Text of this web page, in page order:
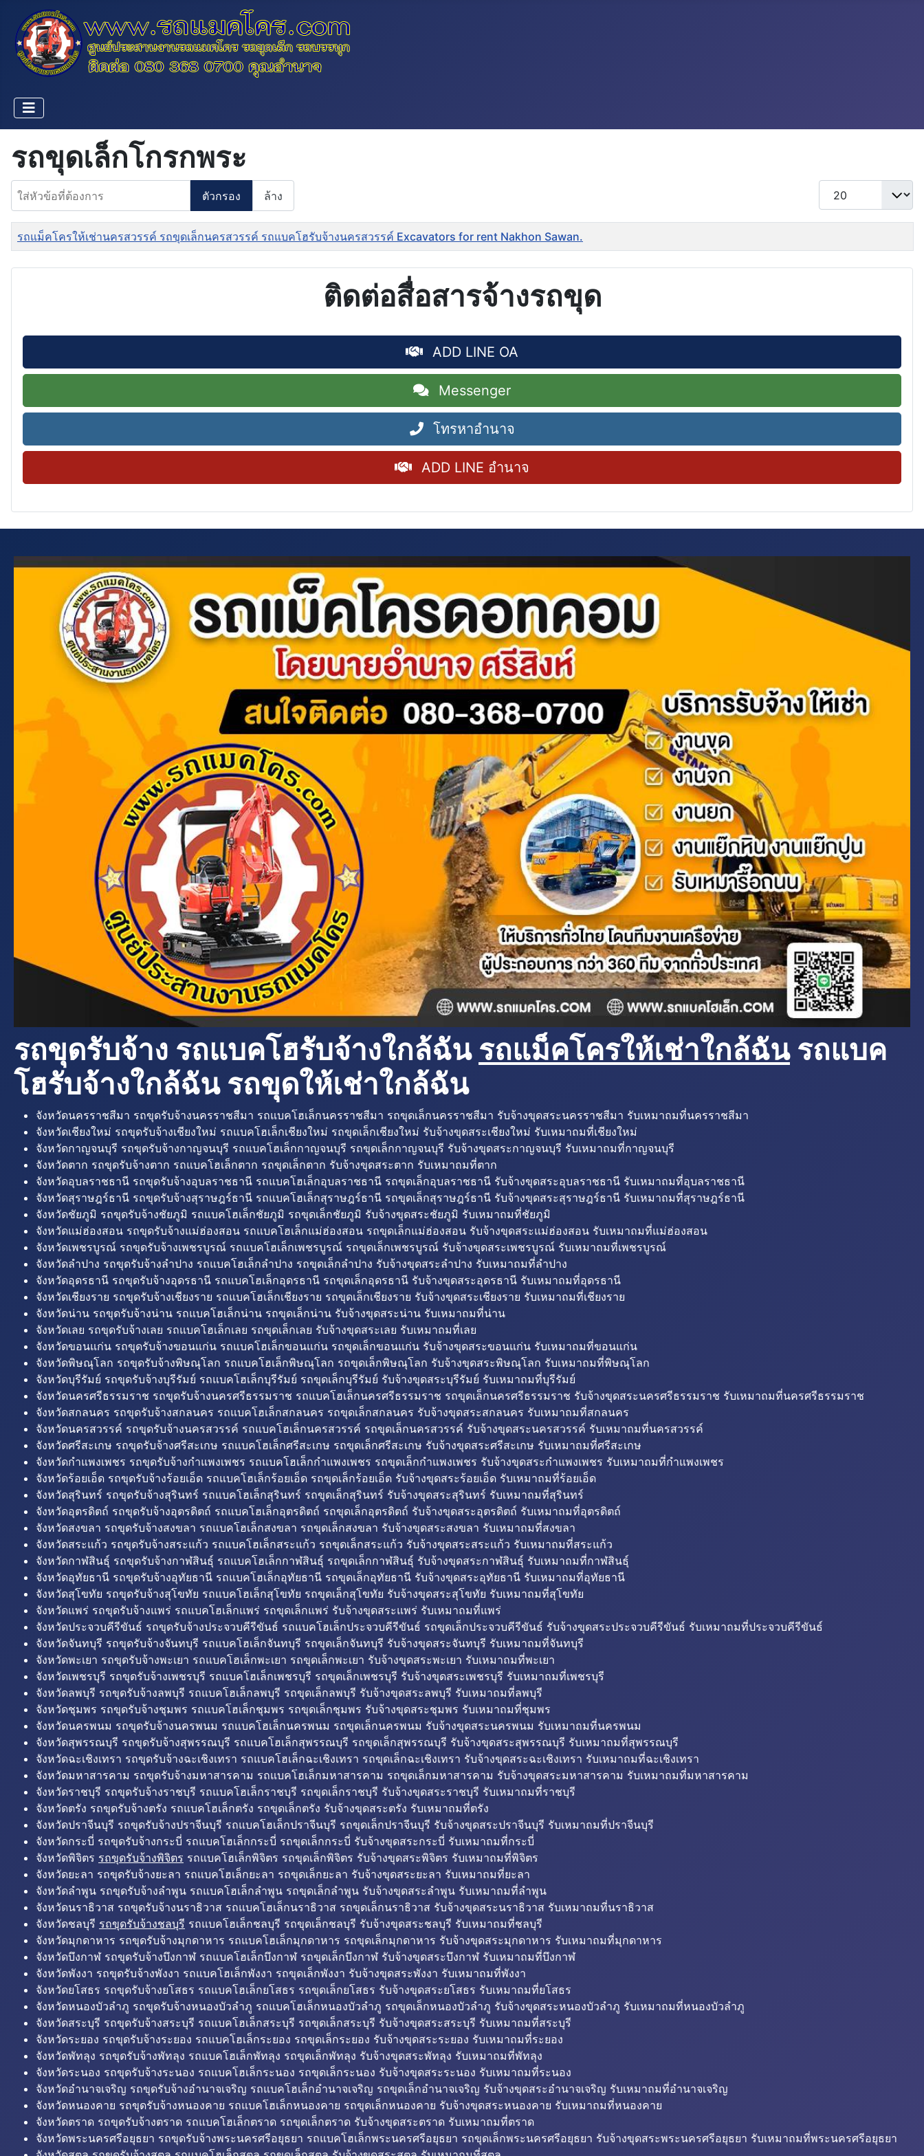
รถขุดเล็กโกรกพระ
ใส่หัวข้อที่ต้องการ
ตัวกรอง ล้าง
แสดง #
ชื่อ
รถแม็คโครให้เช่านครสวรรค์ รถขุดเล็กนครสวรรค์ รถแบคโฮรับจ้างนครสวรรค์ Excavators for rent Nakhon Sawan.
ติดต่อสื่อสารจ้างรถขุด
ADD LINE OA
Messenger
โทรหาอำนาจ
ADD LINE อำนาจ
รถขุดรับจ้าง รถแบคโฮรับจ้างใกล้ฉัน รถแม็คโครให้เช่าใกล้ฉันรถแบค
โฮรับจ้างใกล้ฉัน รถขุดให้เช่าใกล้ฉัน
จังหวัดนครราชสีมา รถขุดรับจ้างนครราชสีมา รถแบคโฮเล็กนครราชสีมา รถขุดเล็กนครราชสีมา รับจ้างขุดสระนครราชสีมา รับเหมาถมที่นครราชสีมา
จังหวัดเชียงใหม่ รถขุดรับจ้างเชียงใหม่ รถแบคโฮเล็กเชียงใหม่ รถขุดเล็กเชียงใหม่ รับจ้างขุดสระเชียงใหม่ รับเหมาถมที่เชียงใหม่
จังหวัดกาญจนบุรี รถขุดรับจ้างกาญจนบุรี รถแบคโฮเล็กกาญจนบุรี รถขุดเล็กกาญจนบุรี รับจ้างขุดสระกาญจนบุรี รับเหมาถมที่กาญจนบุรี
จังหวัดตาก รถขุดรับจ้างตาก รถแบคโฮเล็กตาก รถขุดเล็กตาก รับจ้างขุดสระตาก รับเหมาถมที่ตาก
จังหวัดอุบลราชธานี รถขุดรับจ้างอุบลราชธานี รถแบคโฮเล็กอุบลราชธานี รถขุดเล็กอุบลราชธานี รับจ้างขุดสระอุบลราชธานี รับเหมาถมที่อุบลราชธานี
จังหวัดสุราษฎร์ธานี รถขุดรับจ้างสุราษฎร์ธานี รถแบคโฮเล็กสุราษฎร์ธานี รถขุดเล็กสุราษฎร์ธานี รับจ้างขุดสระสุราษฎร์ธานี รับเหมาถมที่สุราษฎร์ธานี
จังหวัดชัยภูมิ รถขุดรับจ้างชัยภูมิ รถแบคโฮเล็กชัยภูมิ รถขุดเล็กชัยภูมิ รับจ้างขุดสระชัยภูมิ รับเหมาถมที่ชัยภูมิ
จังหวัดแม่ฮ่องสอน รถขุดรับจ้างแม่ฮ่องสอน รถแบคโฮเล็กแม่ฮ่องสอน รถขุดเล็กแม่ฮ่องสอน รับจ้างขุดสระแม่ฮ่องสอน รับเหมาถมที่แม่ฮ่องสอน
จังหวัดเพชรบูรณ์ รถขุดรับจ้างเพชรบูรณ์ รถแบคโฮเล็กเพชรบูรณ์ รถขุดเล็กเพชรบูรณ์ รับจ้างขุดสระเพชรบูรณ์ รับเหมาถมที่เพชรบูรณ์
จังหวัดลำปาง รถขุดรับจ้างลำปาง รถแบคโฮเล็กลำปาง รถขุดเล็กลำปาง รับจ้างขุดสระลำปาง รับเหมาถมที่ลำปาง
จังหวัดอุดรธานี รถขุดรับจ้างอุดรธานี รถแบคโฮเล็กอุดรธานี รถขุดเล็กอุดรธานี รับจ้างขุดสระอุดรธานี รับเหมาถมที่อุดรธานี
จังหวัดเชียงราย รถขุดรับจ้างเชียงราย รถแบคโฮเล็กเชียงราย รถขุดเล็กเชียงราย รับจ้างขุดสระเชียงราย รับเหมาถมที่เชียงราย
จังหวัดน่าน รถขุดรับจ้างน่าน รถแบคโฮเล็กน่าน รถขุดเล็กน่าน รับจ้างขุดสระน่าน รับเหมาถมที่น่าน
จังหวัดเลย รถขุดรับจ้างเลย รถแบคโฮเล็กเลย รถขุดเล็กเลย รับจ้างขุดสระเลย รับเหมาถมที่เลย
จังหวัดขอนแก่น รถขุดรับจ้างขอนแก่น รถแบคโฮเล็กขอนแก่น รถขุดเล็กขอนแก่น รับจ้างขุดสระขอนแก่น รับเหมาถมที่ขอนแก่น
จังหวัดพิษณุโลก รถขุดรับจ้างพิษณุโลก รถแบคโฮเล็กพิษณุโลก รถขุดเล็กพิษณุโลก รับจ้างขุดสระพิษณุโลก รับเหมาถมที่พิษณุโลก
จังหวัดบุรีรัมย์ รถขุดรับจ้างบุรีรัมย์ รถแบคโฮเล็กบุรีรัมย์ รถขุดเล็กบุรีรัมย์ รับจ้างขุดสระบุรีรัมย์ รับเหมาถมที่บุรีรัมย์
จังหวัดนครศรีธรรมราช รถขุดรับจ้างนครศรีธรรมราช รถแบคโฮเล็กนครศรีธรรมราช รถขุดเล็กนครศรีธรรมราช รับจ้างขุดสระนครศรีธรรมราช รับเหมาถมที่นครศรีธรรมราช
จังหวัดสกลนคร รถขุดรับจ้างสกลนคร รถแบคโฮเล็กสกลนคร รถขุดเล็กสกลนคร รับจ้างขุดสระสกลนคร รับเหมาถมที่สกลนคร
จังหวัดนครสวรรค์ รถขุดรับจ้างนครสวรรค์ รถแบคโฮเล็กนครสวรรค์ รถขุดเล็กนครสวรรค์ รับจ้างขุดสระนครสวรรค์ รับเหมาถมที่นครสวรรค์
จังหวัดศรีสะเกษ รถขุดรับจ้างศรีสะเกษ รถแบคโฮเล็กศรีสะเกษ รถขุดเล็กศรีสะเกษ รับจ้างขุดสระศรีสะเกษ รับเหมาถมที่ศรีสะเกษ
จังหวัดกำแพงเพชร รถขุดรับจ้างกำแพงเพชร รถแบคโฮเล็กกำแพงเพชร รถขุดเล็กกำแพงเพชร รับจ้างขุดสระกำแพงเพชร รับเหมาถมที่กำแพงเพชร
จังหวัดร้อยเอ็ด รถขุดรับจ้างร้อยเอ็ด รถแบคโฮเล็กร้อยเอ็ด รถขุดเล็กร้อยเอ็ด รับจ้างขุดสระร้อยเอ็ด รับเหมาถมที่ร้อยเอ็ด
จังหวัดสุรินทร์ รถขุดรับจ้างสุรินทร์ รถแบคโฮเล็กสุรินทร์ รถขุดเล็กสุรินทร์ รับจ้างขุดสระสุรินทร์ รับเหมาถมที่สุรินทร์
จังหวัดอุตรดิตถ์ รถขุดรับจ้างอุตรดิตถ์ รถแบคโฮเล็กอุตรดิตถ์ รถขุดเล็กอุตรดิตถ์ รับจ้างขุดสระอุตรดิตถ์ รับเหมาถมที่อุตรดิตถ์
จังหวัดสงขลา รถขุดรับจ้างสงขลา รถแบคโฮเล็กสงขลา รถขุดเล็กสงขลา รับจ้างขุดสระสงขลา รับเหมาถมที่สงขลา
จังหวัดสระแก้ว รถขุดรับจ้างสระแก้ว รถแบคโฮเล็กสระแก้ว รถขุดเล็กสระแก้ว รับจ้างขุดสระสระแก้ว รับเหมาถมที่สระแก้ว
จังหวัดกาฬสินธุ์ รถขุดรับจ้างกาฬสินธุ์ รถแบคโฮเล็กกาฬสินธุ์ รถขุดเล็กกาฬสินธุ์ รับจ้างขุดสระกาฬสินธุ์ รับเหมาถมที่กาฬสินธุ์
จังหวัดอุทัยธานี รถขุดรับจ้างอุทัยธานี รถแบคโฮเล็กอุทัยธานี รถขุดเล็กอุทัยธานี รับจ้างขุดสระอุทัยธานี รับเหมาถมที่อุทัยธานี
จังหวัดสุโขทัย รถขุดรับจ้างสุโขทัย รถแบคโฮเล็กสุโขทัย รถขุดเล็กสุโขทัย รับจ้างขุดสระสุโขทัย รับเหมาถมที่สุโขทัย
จังหวัดแพร่ รถขุดรับจ้างแพร่ รถแบคโฮเล็กแพร่ รถขุดเล็กแพร่ รับจ้างขุดสระแพร่ รับเหมาถมที่แพร่
จังหวัดประจวบคีรีขันธ์ รถขุดรับจ้างประจวบคีรีขันธ์ รถแบคโฮเล็กประจวบคีรีขันธ์ รถขุดเล็กประจวบคีรีขันธ์ รับจ้างขุดสระประจวบคีรีขันธ์ รับเหมาถมที่ประจวบคีรีขันธ์
จังหวัดจันทบุรี รถขุดรับจ้างจันทบุรี รถแบคโฮเล็กจันทบุรี รถขุดเล็กจันทบุรี รับจ้างขุดสระจันทบุรี รับเหมาถมที่จันทบุรี
จังหวัดพะเยา รถขุดรับจ้างพะเยา รถแบคโฮเล็กพะเยา รถขุดเล็กพะเยา รับจ้างขุดสระพะเยา รับเหมาถมที่พะเยา
จังหวัดเพชรบุรี รถขุดรับจ้างเพชรบุรี รถแบคโฮเล็กเพชรบุรี รถขุดเล็กเพชรบุรี รับจ้างขุดสระเพชรบุรี รับเหมาถมที่เพชรบุรี
จังหวัดลพบุรี รถขุดรับจ้างลพบุรี รถแบคโฮเล็กลพบุรี รถขุดเล็กลพบุรี รับจ้างขุดสระลพบุรี รับเหมาถมที่ลพบุรี
จังหวัดชุมพร รถขุดรับจ้างชุมพร รถแบคโฮเล็กชุมพร รถขุดเล็กชุมพร รับจ้างขุดสระชุมพร รับเหมาถมที่ชุมพร
จังหวัดนครพนม รถขุดรับจ้างนครพนม รถแบคโฮเล็กนครพนม รถขุดเล็กนครพนม รับจ้างขุดสระนครพนม รับเหมาถมที่นครพนม
จังหวัดสุพรรณบุรี รถขุดรับจ้างสุพรรณบุรี รถแบคโฮเล็กสุพรรณบุรี รถขุดเล็กสุพรรณบุรี รับจ้างขุดสระสุพรรณบุรี รับเหมาถมที่สุพรรณบุรี
จังหวัดฉะเชิงเทรา รถขุดรับจ้างฉะเชิงเทรา รถแบคโฮเล็กฉะเชิงเทรา รถขุดเล็กฉะเชิงเทรา รับจ้างขุดสระฉะเชิงเทรา รับเหมาถมที่ฉะเชิงเทรา
จังหวัดมหาสารคาม รถขุดรับจ้างมหาสารคาม รถแบคโฮเล็กมหาสารคาม รถขุดเล็กมหาสารคาม รับจ้างขุดสระมหาสารคาม รับเหมาถมที่มหาสารคาม
จังหวัดราชบุรี รถขุดรับจ้างราชบุรี รถแบคโฮเล็กราชบุรี รถขุดเล็กราชบุรี รับจ้างขุดสระราชบุรี รับเหมาถมที่ราชบุรี
จังหวัดตรัง รถขุดรับจ้างตรัง รถแบคโฮเล็กตรัง รถขุดเล็กตรัง รับจ้างขุดสระตรัง รับเหมาถมที่ตรัง
จังหวัดปราจีนบุรี รถขุดรับจ้างปราจีนบุรี รถแบคโฮเล็กปราจีนบุรี รถขุดเล็กปราจีนบุรี รับจ้างขุดสระปราจีนบุรี รับเหมาถมที่ปราจีนบุรี
จังหวัดกระบี่ รถขุดรับจ้างกระบี่ รถแบคโฮเล็กกระบี่ รถขุดเล็กกระบี่ รับจ้างขุดสระกระบี่ รับเหมาถมที่กระบี่
จังหวัดพิจิตร รถขุดรับจ้างพิจิตร รถแบคโฮเล็กพิจิตร รถขุดเล็กพิจิตร รับจ้างขุดสระพิจิตร รับเหมาถมที่พิจิตร
จังหวัดยะลา รถขุดรับจ้างยะลา รถแบคโฮเล็กยะลา รถขุดเล็กยะลา รับจ้างขุดสระยะลา รับเหมาถมที่ยะลา
จังหวัดลำพูน รถขุดรับจ้างลำพูน รถแบคโฮเล็กลำพูน รถขุดเล็กลำพูน รับจ้างขุดสระลำพูน รับเหมาถมที่ลำพูน
จังหวัดนราธิวาส รถขุดรับจ้างนราธิวาส รถแบคโฮเล็กนราธิวาส รถขุดเล็กนราธิวาส รับจ้างขุดสระนราธิวาส รับเหมาถมที่นราธิวาส
จังหวัดชลบุรี รถขุดรับจ้างชลบุรี รถแบคโฮเล็กชลบุรี รถขุดเล็กชลบุรี รับจ้างขุดสระชลบุรี รับเหมาถมที่ชลบุรี
จังหวัดมุกดาหาร รถขุดรับจ้างมุกดาหาร รถแบคโฮเล็กมุกดาหาร รถขุดเล็กมุกดาหาร รับจ้างขุดสระมุกดาหาร รับเหมาถมที่มุกดาหาร
จังหวัดบึงกาฬ รถขุดรับจ้างบึงกาฬ รถแบคโฮเล็กบึงกาฬ รถขุดเล็กบึงกาฬ รับจ้างขุดสระบึงกาฬ รับเหมาถมที่บึงกาฬ
จังหวัดพังงา รถขุดรับจ้างพังงา รถแบคโฮเล็กพังงา รถขุดเล็กพังงา รับจ้างขุดสระพังงา รับเหมาถมที่พังงา
จังหวัดยโสธร รถขุดรับจ้างยโสธร รถแบคโฮเล็กยโสธร รถขุดเล็กยโสธร รับจ้างขุดสระยโสธร รับเหมาถมที่ยโสธร
จังหวัดหนองบัวลำภู รถขุดรับจ้างหนองบัวลำภู รถแบคโฮเล็กหนองบัวลำภู รถขุดเล็กหนองบัวลำภู รับจ้างขุดสระหนองบัวลำภู รับเหมาถมที่หนองบัวลำภู
จังหวัดสระบุรี รถขุดรับจ้างสระบุรี รถแบคโฮเล็กสระบุรี รถขุดเล็กสระบุรี รับจ้างขุดสระสระบุรี รับเหมาถมที่สระบุรี
จังหวัดระยอง รถขุดรับจ้างระยอง รถแบคโฮเล็กระยอง รถขุดเล็กระยอง รับจ้างขุดสระระยอง รับเหมาถมที่ระยอง
จังหวัดพัทลุง รถขุดรับจ้างพัทลุง รถแบคโฮเล็กพัทลุง รถขุดเล็กพัทลุง รับจ้างขุดสระพัทลุง รับเหมาถมที่พัทลุง
จังหวัดระนอง รถขุดรับจ้างระนอง รถแบคโฮเล็กระนอง รถขุดเล็กระนอง รับจ้างขุดสระระนอง รับเหมาถมที่ระนอง
จังหวัดอำนาจเจริญ รถขุดรับจ้างอำนาจเจริญ รถแบคโฮเล็กอำนาจเจริญ รถขุดเล็กอำนาจเจริญ รับจ้างขุดสระอำนาจเจริญ รับเหมาถมที่อำนาจเจริญ
จังหวัดหนองคาย รถขุดรับจ้างหนองคาย รถแบคโฮเล็กหนองคาย รถขุดเล็กหนองคาย รับจ้างขุดสระหนองคาย รับเหมาถมที่หนองคาย
จังหวัดตราด รถขุดรับจ้างตราด รถแบคโฮเล็กตราด รถขุดเล็กตราด รับจ้างขุดสระตราด รับเหมาถมที่ตราด
จังหวัดพระนครศรีอยุธยา รถขุดรับจ้างพระนครศรีอยุธยา รถแบคโฮเล็กพระนครศรีอยุธยา รถขุดเล็กพระนครศรีอยุธยา รับจ้างขุดสระพระนครศรีอยุธยา รับเหมาถมที่พระนครศรีอยุธยา